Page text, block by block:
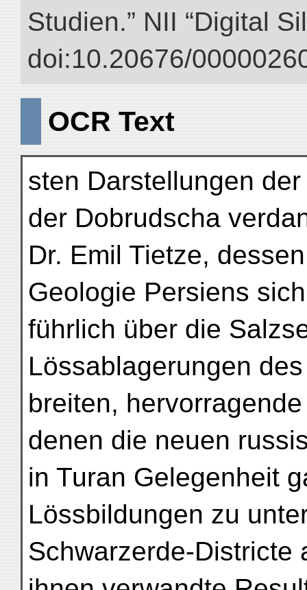
Studien.” NII “Digital
doi:10.20676/
OCR Text
sten Darstellungen
der Dobrudscha
Dr. Emil Tietze,
Geologie Persiens
führlich über die
Lössablagerungen
breiten,
denen die neuen
in Turan Gelegenheit
Lössbildungen zu
Schwarzerde-Districte